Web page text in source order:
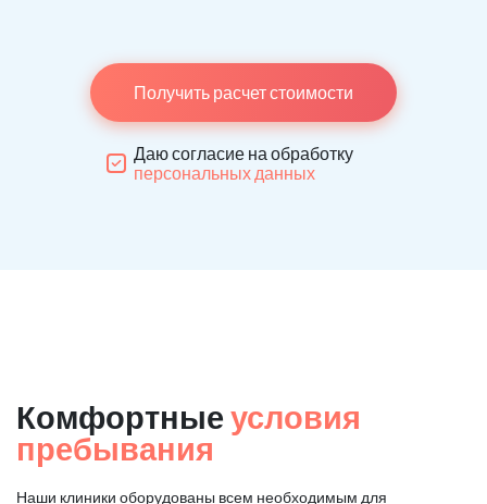
Получить расчет стоимости
Даю согласие на обработку
персональных данных
Комфортные условия
пребывания
Наши клиники оборудованы всем необходимым для